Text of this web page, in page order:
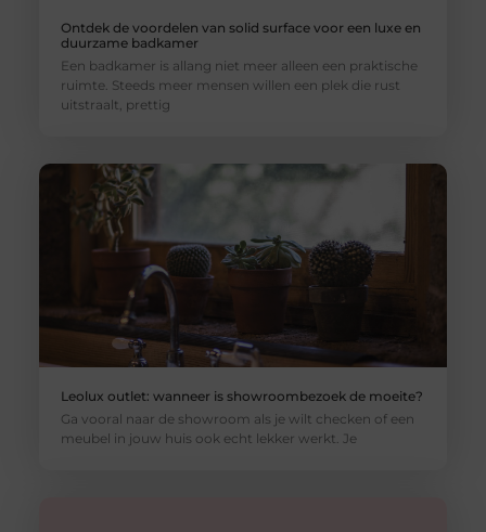
Ontdek de voordelen van solid surface voor een luxe en
duurzame badkamer
Een badkamer is allang niet meer alleen een praktische
ruimte. Steeds meer mensen willen een plek die rust
uitstraalt, prettig
Leolux outlet: wanneer is showroombezoek de moeite?
Ga vooral naar de showroom als je wilt checken of een
meubel in jouw huis ook echt lekker werkt. Je